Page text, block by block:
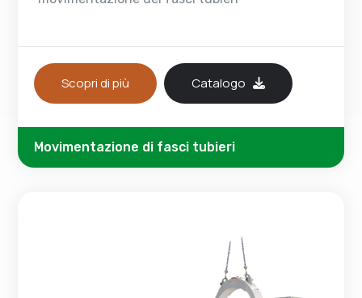
Scopri di più Catalogo
Movimentazione di fasci tubieri